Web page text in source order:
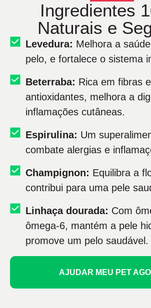
Ingredientes
Naturais e
Levedura: Melhora a
pelo, e fortalece o sistema
Beterraba: Rica em fibras e
antioxidantes, melhora a
inflamações cutâneas.
Espirulina: Um
combate alergias e
Champignon: Equilibra a
contribui para uma pele
Linhaça dourada: Com
ômega-6, mantém a pele
promove um pelo saudável.
AJUDAR MEU PET